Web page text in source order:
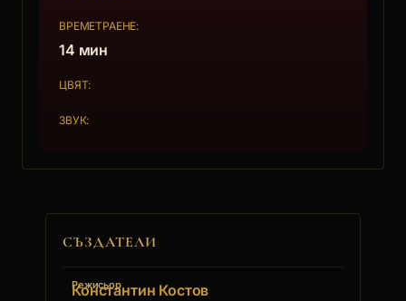
ВРЕМЕТРАЕНЕ:
14 мин
ЦВЯТ:
ЗВУК:
СЪЗДАТЕЛИ
Режисьор
Константин Костов